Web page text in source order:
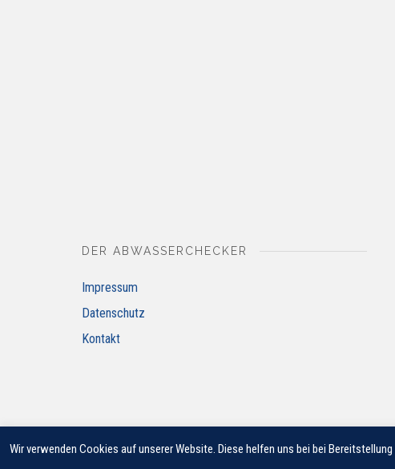
DER ABWASSERCHECKER
Impressum
Datenschutz
Kontakt
© 2018 JUNG PUMPEN GMBH
Wir verwenden Cookies auf unserer Website. Diese helfen uns bei bei